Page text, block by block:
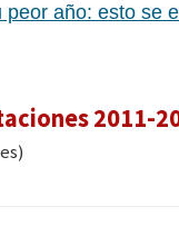
año: esto se